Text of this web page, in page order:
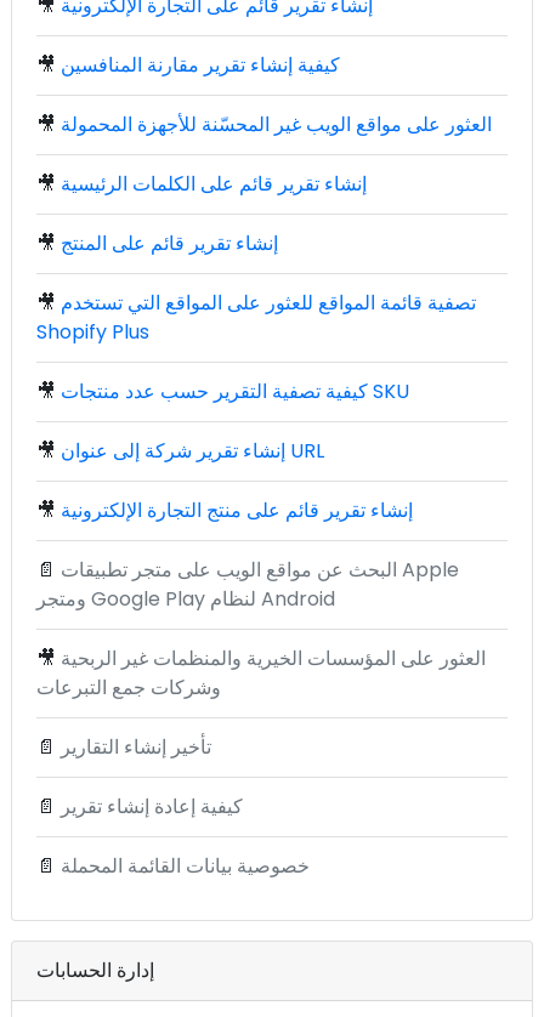
🎥 كيفية إنشاء تقرير مقارنة المنافسين
🎥 العثور على مواقع الويب غير المحسّنة للأجهزة المحمولة
🎥 إنشاء تقرير قائم على الكلمات الرئيسية
🎥 إنشاء تقرير قائم على المنتج
🎥 تصفية قائمة المواقع للعثور على المواقع التي تستخدم
Shopify Plus
🎥 كيفية تصفية التقرير حسب عدد منتجات SKU
🎥 إنشاء تقرير شركة إلى عنوان URL
🎥 إنشاء تقرير قائم على منتج التجارة الإلكترونية
📄 البحث عن مواقع الويب على متجر تطبيقات Apple
ومتجر Google Play لنظام Android
🎥 العثور على المؤسسات الخيرية والمنظمات غير الربحية
وشركات جمع التبرعات
📄 تأخير إنشاء التقارير
📄 كيفية إعادة إنشاء تقرير
📄 خصوصية بيانات القائمة المحملة
إدارة الحسابات